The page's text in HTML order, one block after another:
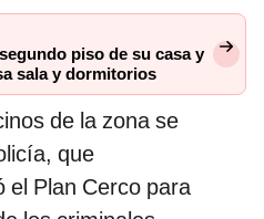
piso de su casa y
sala y dormitorios
de la zona se
que
el Plan Cerco para